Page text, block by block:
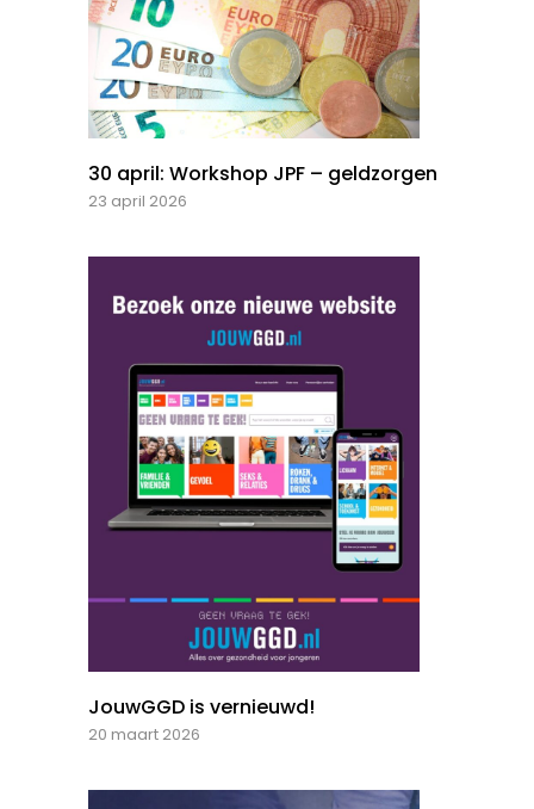
30 april: Workshop JPF – geldzorgen
23 april 2026
JouwGGD is vernieuwd!
20 maart 2026